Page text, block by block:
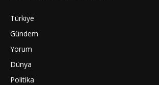
Türkiye
Gündem
Yorum
Dünya
Politika